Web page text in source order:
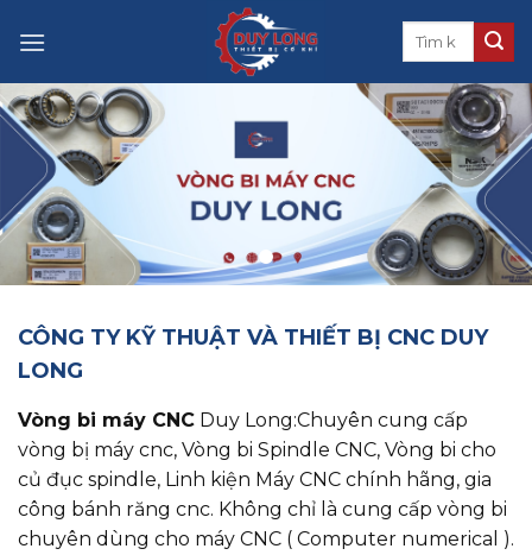
CÔNG TY KỸ THUẬT VÀ THIẾT BỊ CNC DUY
LONG
Vòng bi máy CNC Duy Long:Chuyên cung cấp
vòng bị máy cnc, ​​​​​​​Vòng bi Spindle CNC, Vòng bi cho
củ đục spindle, Linh kiện Máy CNC chính hãng, gia
công bánh răng cnc. Không chỉ là cung cấp vòng bi
chuyên dùng cho máy CNC ( Computer numerical ).